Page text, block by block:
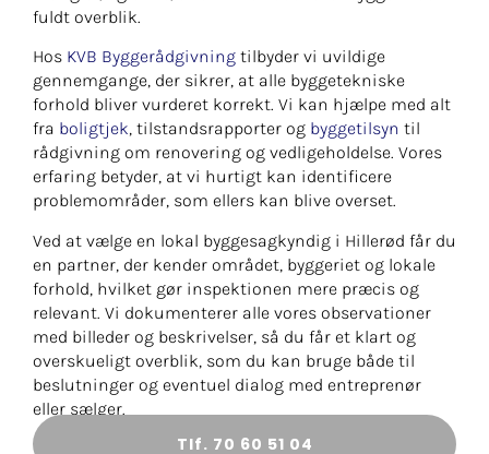
fuldt overblik.
Hos KVB Byggerådgivning tilbyder vi uvildige
gennemgange, der sikrer, at alle byggetekniske
forhold bliver vurderet korrekt. Vi kan hjælpe med alt
fra boligtjek, tilstandsrapporter og byggetilsyn til
rådgivning om renovering og vedligeholdelse. Vores
erfaring betyder, at vi hurtigt kan identificere
problemområder, som ellers kan blive overset.
Ved at vælge en lokal byggesagkyndig i Hillerød får du
en partner, der kender området, byggeriet og lokale
forhold, hvilket gør inspektionen mere præcis og
relevant. Vi dokumenterer alle vores observationer
med billeder og beskrivelser, så du får et klart og
overskueligt overblik, som du kan bruge både til
beslutninger og eventuel dialog med entreprenør
eller sælger.
Tlf. 70 60 51 04